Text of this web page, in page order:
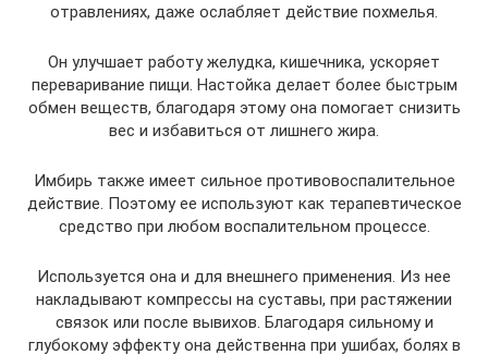
отравлениях, даже ослабляет действие похмелья.
Он улучшает работу желудка, кишечника, ускоряет
переваривание пищи. Настойка делает более быстрым
обмен веществ, благодаря этому она помогает снизить
вес и избавиться от лишнего жира.
Имбирь также имеет сильное противовоспалительное
действие. Поэтому ее используют как терапевтическое
средство при любом воспалительном процессе.
Используется она и для внешнего применения. Из нее
накладывают компрессы на суставы, при растяжении
связок или после вывихов. Благодаря сильному и
глубокому эффекту она действенна при ушибах, болях в